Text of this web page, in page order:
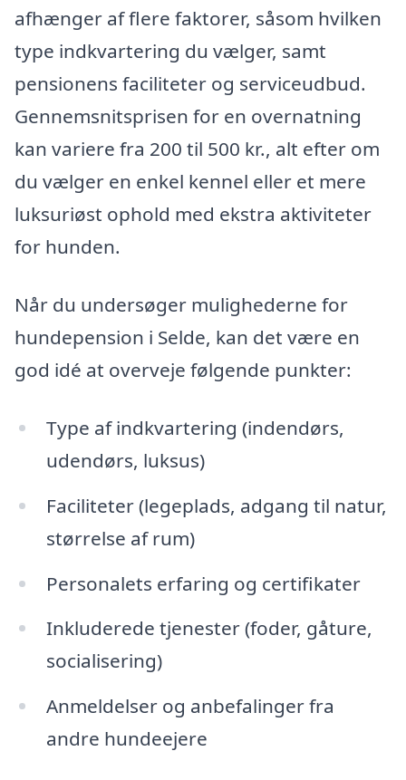
afhænger af flere faktorer, såsom hvilken
type indkvartering du vælger, samt
pensionens faciliteter og serviceudbud.
Gennemsnitsprisen for en overnatning
kan variere fra 200 til 500 kr., alt efter om
du vælger en enkel kennel eller et mere
luksuriøst ophold med ekstra aktiviteter
for hunden.
Når du undersøger mulighederne for
hundepension i Selde, kan det være en
god idé at overveje følgende punkter:
Type af indkvartering (indendørs,
udendørs, luksus)
Faciliteter (legeplads, adgang til natur,
størrelse af rum)
Personalets erfaring og certifikater
Inkluderede tjenester (foder, gåture,
socialisering)
Anmeldelser og anbefalinger fra
andre hundeejere